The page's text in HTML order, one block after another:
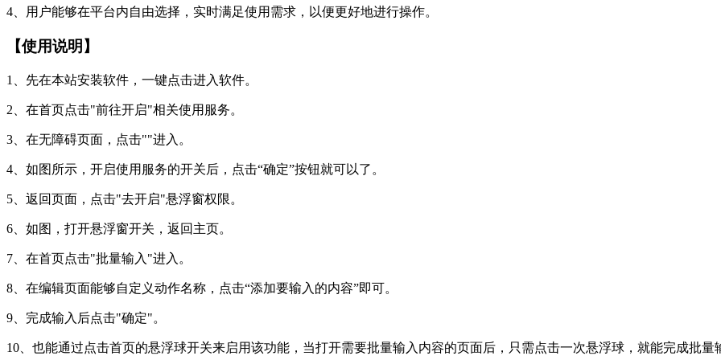
4、用户能够在平台内自由选择，实时满足使用需求，以便更好地进行操作。
【使用说明】
1、先在本站安装软件，一键点击进入软件。
2、在首页点击"前往开启"相关使用服务。
3、在无障碍页面，点击""进入。
4、如图所示，开启使用服务的开关后，点击“确定”按钮就可以了。
5、返回页面，点击"去开启"悬浮窗权限。
6、如图，打开悬浮窗开关，返回主页。
7、在首页点击"批量输入"进入。
8、在编辑页面能够自定义动作名称，点击“添加要输入的内容”即可。
9、完成输入后点击"确定"。
10、也能通过点击首页的悬浮球开关来启用该功能，当打开需要批量输入内容的页面后，只需点击一次悬浮球，就能完成批量